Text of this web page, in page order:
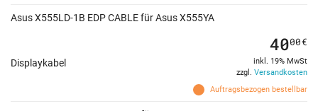
Asus X555LD-1B EDP CABLE für Asus X555YA
Displaykabel
Auftragsbezogen bestellbar
4000€
inkl. 19% MwSt
zzgl. Versandkosten